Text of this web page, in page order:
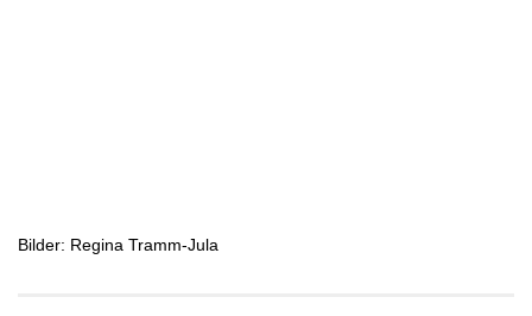
Bilder: Regina Tramm-Jula